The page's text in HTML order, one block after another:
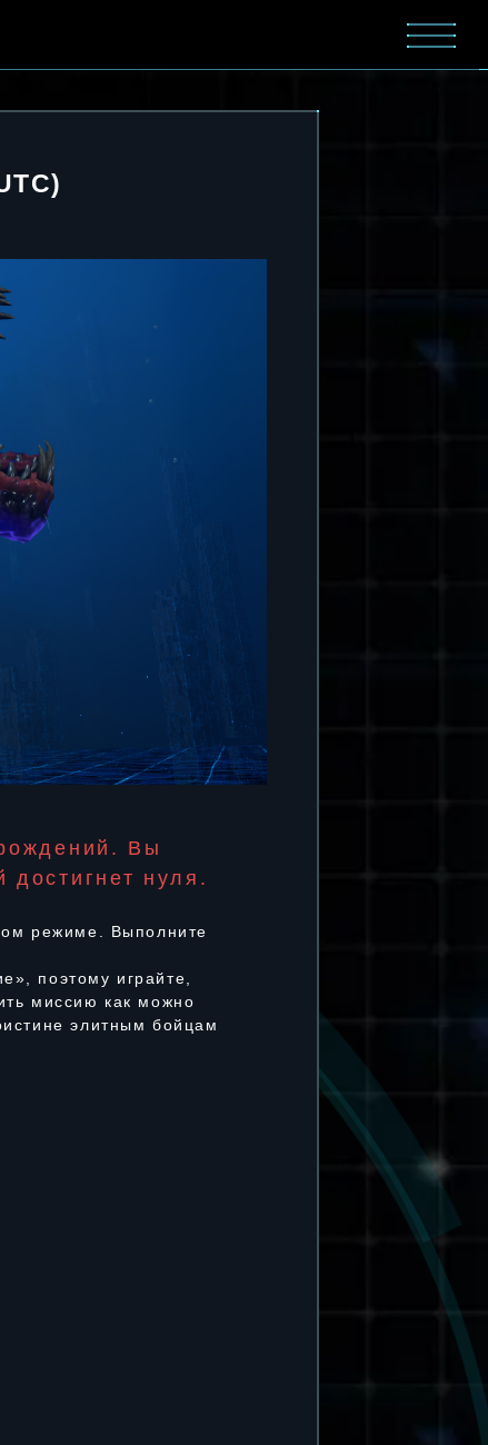
Вы
достигнет нуля.
режиме. Выполните
поэтому играйте,
миссию как можно
элитным бойцам